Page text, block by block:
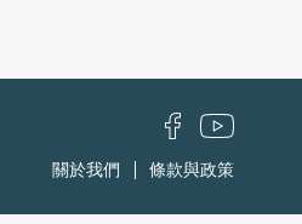
關於我們
條款與政策